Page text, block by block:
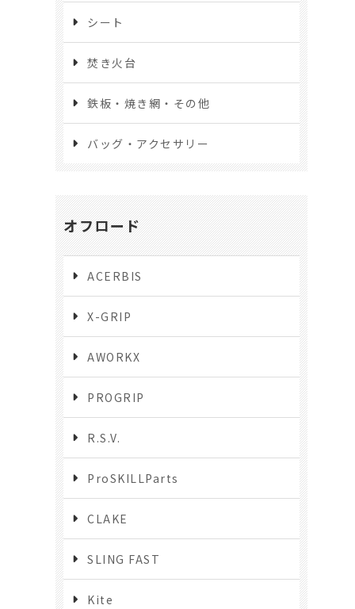
シート
焚き火台
鉄板・焼き網・その他
バッグ・アクセサリー
オフロード
ACERBIS
X-GRIP
AWORKX
PROGRIP
R.S.V.
ProSKILLParts
CLAKE
SLING FAST
Kite